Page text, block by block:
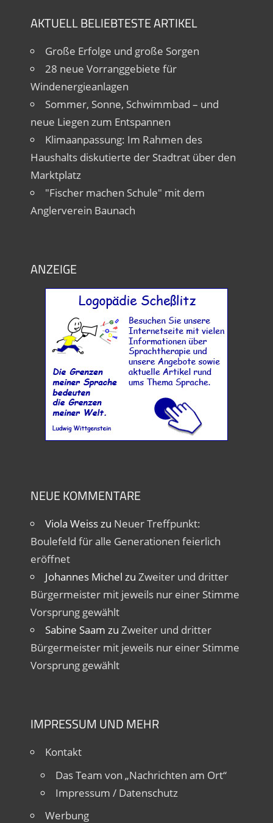
AKTUELL BELIEBTESTE ARTIKEL
Große Erfolge und große Sorgen
28 neue Vorranggebiete für
Windenergieanlagen
Sommer, Sonne, Schwimmbad – und
neue Liegen zum Entspannen
Klimaanpassung: Im Rahmen des
Haushalts diskutierte der Stadtrat über den
Marktplatz
"Fischer machen Schule" mit dem
Anglerverein Baunach
ANZEIGE
NEUE KOMMENTARE
Viola Weisszu Neuer Treffpunkt:
Boulefeld für alle Generationen feierlich
eröffnet
Johannes Michel zu Zweiter und dritter
Bürgermeister mit jeweils nur einer Stimme
Vorsprung gewählt
Sabine Saam zu Zweiter und dritter
Bürgermeister mit jeweils nur einer Stimme
Vorsprung gewählt
IMPRESSUM UND MEHR
Kontakt
Das Team von „Nachrichten am Ort“
Impressum / Datenschutz
Werbung